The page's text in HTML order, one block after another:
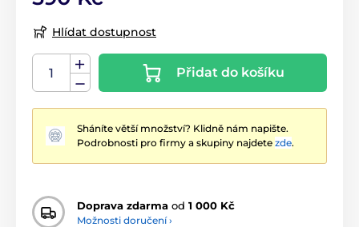
Hlídat dostupnost
Přidat do košíku
Sháníte větší množství? Klidně nám napište.
Podrobnosti pro firmy a skupiny najdete zde.
Doprava zdarma od 1 000 Kč
Možnosti doručení ›